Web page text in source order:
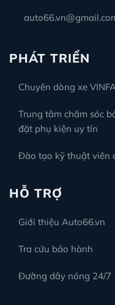
PHÁT TRIỂN
Chuyên dòng xe
Trung tâm chăm sóc
đặt phụ kiện uy tín
Đào tạo kỹ thuật viên
HỖ TRỢ
Giới thiệu Auto66.vn
Tra cứu bảo hành
Đường dây nóng 24/7